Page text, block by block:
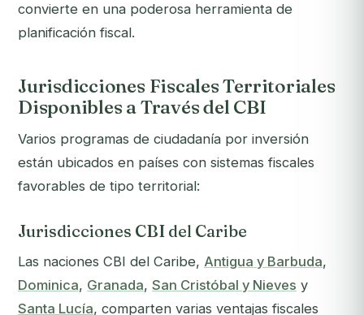
convierte en una poderosa herramienta de
planificación fiscal.
Jurisdicciones Fiscales Territoriales
Disponibles a Través del CBI
Varios programas de ciudadanía por inversión
están ubicados en países con sistemas fiscales
favorables de tipo territorial:
Jurisdicciones CBI del Caribe
Las naciones CBI del Caribe, Antigua y Barbuda,
Dominica, Granada, San Cristóbal y Nieves y
Santa Lucía, comparten varias ventajas fiscales